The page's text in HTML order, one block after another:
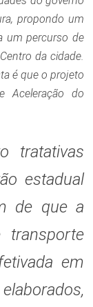
propondo um
um percurso de
da cidade.
é que o projeto
Aceleração do
tratativas
estadual
de que a
transporte
em